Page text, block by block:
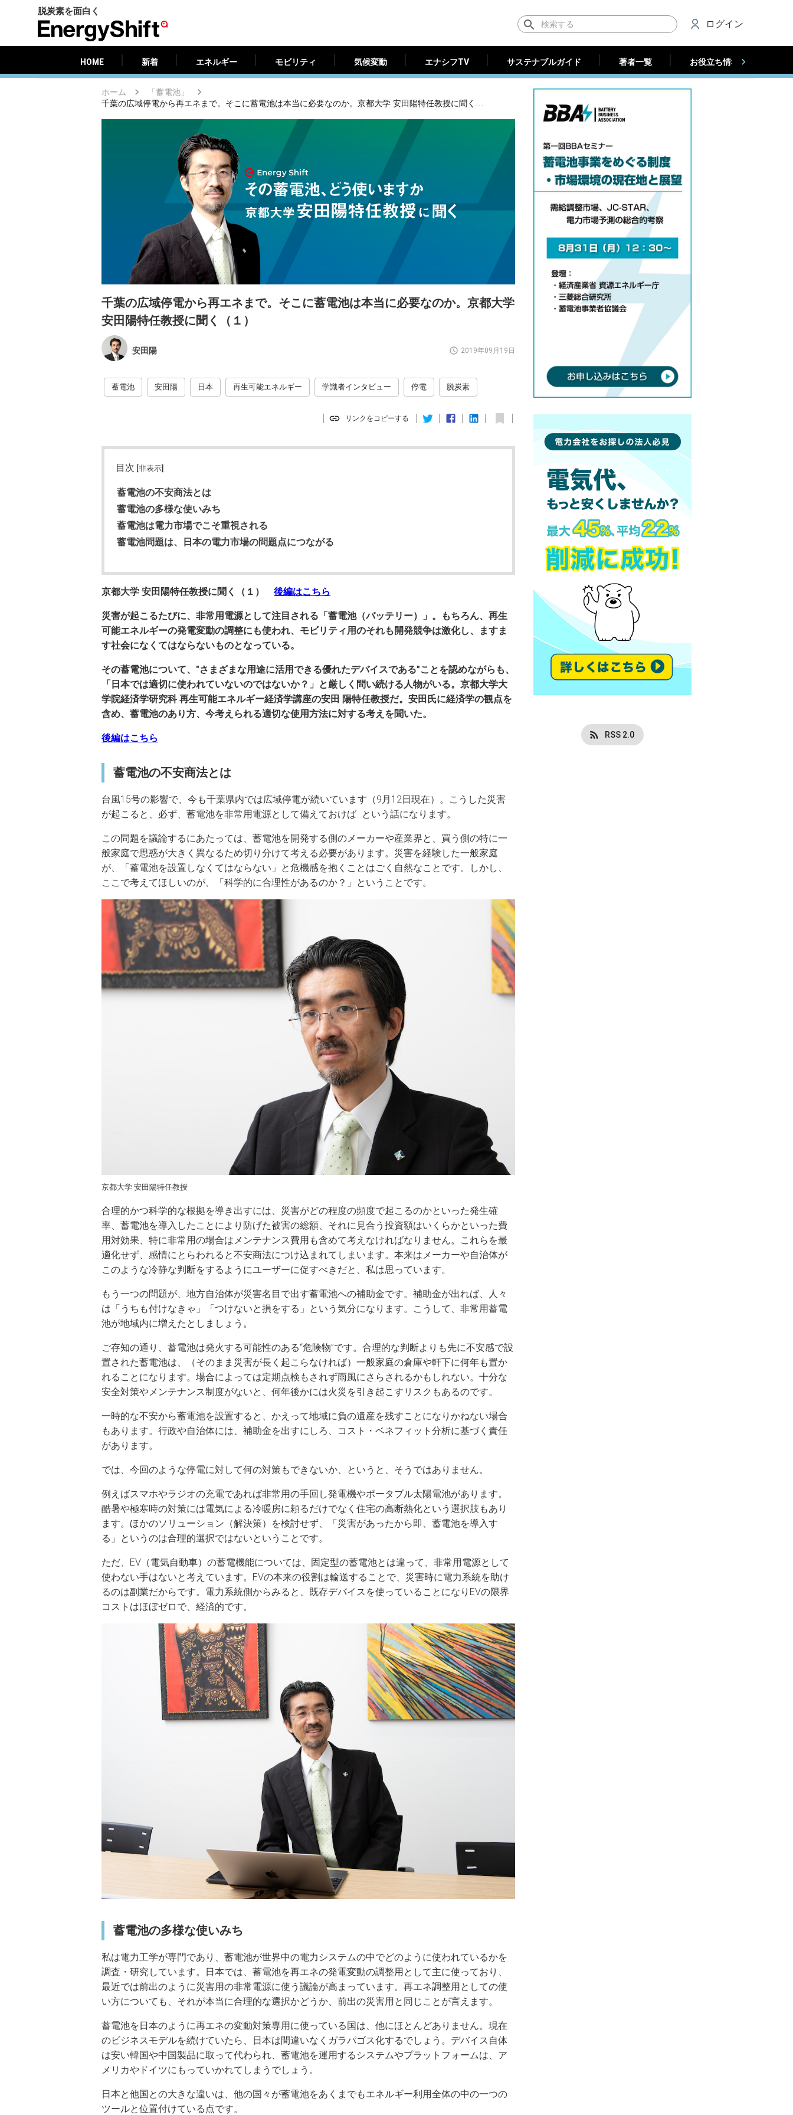
脱炭素を面白く
ジ
ー
フ
ト）
ログイン
HOME 新着 エネルギー モビリティ 気候変動 エナシフTV サステナブルガイド 著者一覧 お役立ち情報（法人）
HOME サステナブルガイド 著者一覧
ホーム 「蓄電池」
千葉の広域停電から再エネまで。そこに蓄電池は本当に必要なのか。京都大学 安田陽特任教授に聞く（１）
千葉の広域停電から再エネまで。そこに蓄電池は本当に必要なのか。京都大学
安田陽特任教授に聞く（１）
安田陽 2019年09月19日
蓄電池 安田陽 日本 再生可能エネルギー 学識者インタビュー 停電 脱炭素
リンクをコピーする
目次 [非表示]
蓄電池の不安商法とは
蓄電池の多様な使いみち
蓄電池は電力市場でこそ重視される
蓄電池問題は、日本の電力市場の問題点につながる
京都大学 安田陽特任教授に聞く（１） 後編はこちら
災害が起こるたびに、非常用電源として注目される「蓄電池（バッテリー）」。もちろん、再生
可能エネルギーの発電変動の調整にも使われ、モビリティ用のそれも開発競争は激化し、ますま
す社会になくてはならないものとなっている。
その蓄電池について、"さまざまな用途に活用できる優れたデバイスである"ことを認めながらも、
「日本では適切に使われていないのではないか？」と厳しく問い続ける人物がいる。京都大学大
学院経済学研究科 再生可能エネルギー経済学講座の安田 陽特任教授だ。安田氏に経済学の観点を
含め、蓄電池のあり方、今考えられる適切な使用方法に対する考えを聞いた。
後編はこちら
蓄電池の不安商法とは
台風15号の影響で、今も千葉県内では広域停電が続いています（9月12日現在）。こうした災害
が起こると、必ず、蓄電池を非常用電源として備えておけば…という話になります。
この問題を議論するにあたっては、蓄電池を開発する側のメーカーや産業界と、買う側の特に一
般家庭で思惑が大きく異なるため切り分けて考える必要があります。災害を経験した一般家庭
が、「蓄電池を設置しなくてはならない」と危機感を抱くことはごく自然なことです。しかし、
ここで考えてほしいのが、「科学的に合理性があるのか？」ということです。
京都大学 安田陽特任教授
合理的かつ科学的な根拠を導き出すには、災害がどの程度の頻度で起こるのかといった発生確
率、蓄電池を導入したことにより防げた被害の総額、それに見合う投資額はいくらかといった費
用対効果、特に非常用の場合はメンテナンス費用も含めて考えなければなりません。これらを最
適化せず、感情にとらわれると不安商法につけ込まれてしまいます。本来はメーカーや自治体が
このような冷静な判断をするようにユーザーに促すべきだと、私は思っています。
もう一つの問題が、地方自治体が災害名目で出す蓄電池への補助金です。補助金が出れば、人々
は「うちも付けなきゃ」「つけないと損をする」という気分になります。こうして、非常用蓄電
池が地域内に増えたとしましょう。
ご存知の通り、蓄電池は発火する可能性のある“危険物”です。合理的な判断よりも先に不安感で設
置された蓄電池は、（そのまま災害が長く起こらなければ）一般家庭の倉庫や軒下に何年も置か
れることになります。場合によっては定期点検もされず雨風にさらされるかもしれない。十分な
安全対策やメンテナンス制度がないと、何年後かには火災を引き起こすリスクもあるのです。
一時的な不安から蓄電池を設置すると、かえって地域に負の遺産を残すことになりかねない場合
もあります。行政や自治体には、補助金を出すにしろ、コスト・ベネフィット分析に基づく責任
があります。
では、今回のような停電に対して何の対策もできないか、というと、そうではありません。
例えばスマホやラジオの充電であれば非常用の手回し発電機やポータブル太陽電池があります。
酷暑や極寒時の対策には電気による冷暖房に頼るだけでなく住宅の高断熱化という選択肢もあり
ます。ほかのソリューション（解決策）を検討せず、「災害があったから即、蓄電池を導入す
る」というのは合理的選択ではないということです。
ただ、EV（電気自動車）の蓄電機能については、固定型の蓄電池とは違って、非常用電源として
使わない手はないと考えています。EVの本来の役割は輸送することで、災害時に電力系統を助け
るのは副業だからです。電力系統側からみると、既存デバイスを使っていることになりEVの限界
コストはほぼゼロで、経済的です。
蓄電池の多様な使いみち
私は電力工学が専門であり、蓄電池が世界中の電力システムの中でどのように使われているかを
調査・研究しています。日本では、蓄電池を再エネの発電変動の調整用として主に使っており、
最近では前出のように災害用の非常電源に使う議論が高まっています。再エネ調整用としての使
い方についても、それが本当に合理的な選択かどうか、前出の災害用と同じことが言えます。
蓄電池を日本のように再エネの変動対策専用に使っている国は、他にほとんどありません。現在
のビジネスモデルを続けていたら、日本は間違いなくガラパゴス化するでしょう。デバイス自体
は安い韓国や中国製品に取って代わられ、蓄電池を運用するシステムやプラットフォームは、ア
メリカやドイツにもっていかれてしまうでしょう。
日本と他国との大きな違いは、他の国々が蓄電池をあくまでもエネルギー利用全体の中の一つの
ツールと位置付けている点です。
RSS 2.0